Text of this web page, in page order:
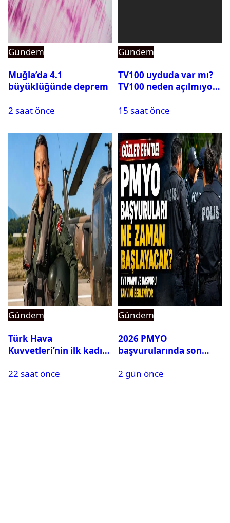
Gündem
Muğla’da 4.1
büyüklüğünde deprem
2 saat önce
Gündem
TV100 uyduda var mı?
TV100 neden açılmıyor?
15 saat önce
Gündem
Türk Hava
Kuvvetleri’nin ilk kadın
Karapınar hakkında
22 saat önce
Gündem
2026 PMYO
başvurularında son
2 gün önce